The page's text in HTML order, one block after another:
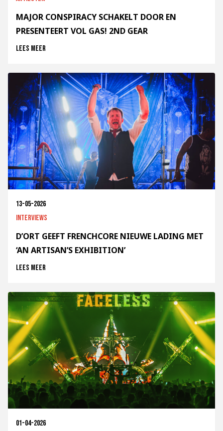
MAJOR CONSPIRACY SCHAKELT DOOR EN
PRESENTEERT VOL GAS! 2ND GEAR
Lees meer
13-05-2026
Interviews
D’ORT GEEFT FRENCHCORE NIEUWE LADING MET
‘AN ARTISAN’S EXHIBITION’
Lees meer
01-04-2026